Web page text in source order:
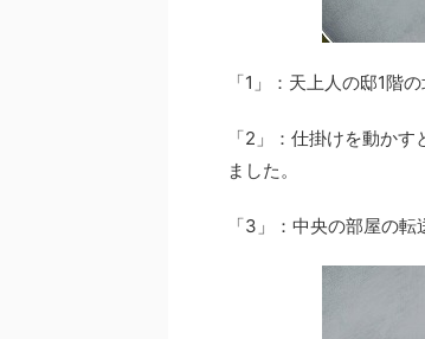
「1」：天上人の邸1階
「2」：仕掛けを動か
ました。
「3」：中央の部屋の